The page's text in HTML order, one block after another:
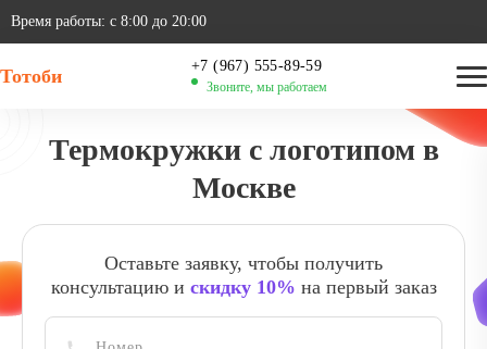
Время работы: с 8:00 до 20:00
Тотоби ‪+7 (967) 555-89-59
Звоните, мы работаем
Термокружки с логотипом в
Москве
Оставьте заявку, чтобы получить
консультацию и скидку 10% на первый заказ